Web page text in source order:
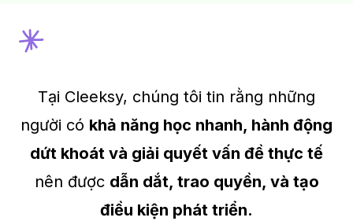
Tại Cleeksy, chúng tôi tin rằng những
người có khả năng học nhanh, hành động
dứt khoát và giải quyết vấn đề thực tế
nên được dẫn dắt, trao quyền, và tạo
điều kiện phát triển.